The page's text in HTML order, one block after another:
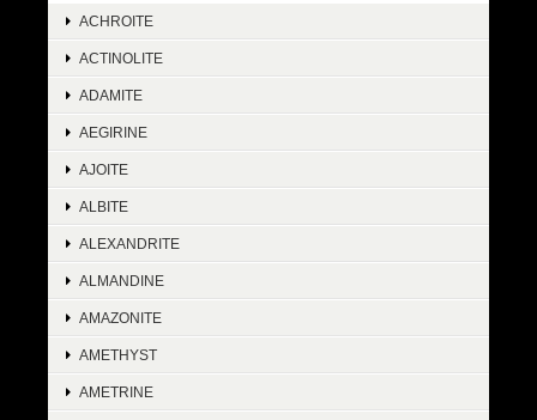
ACHROITE
ACTINOLITE
ADAMITE
AEGIRINE
AJOITE
ALBITE
ALEXANDRITE
ALMANDINE
AMAZONITE
AMETHYST
AMETRINE